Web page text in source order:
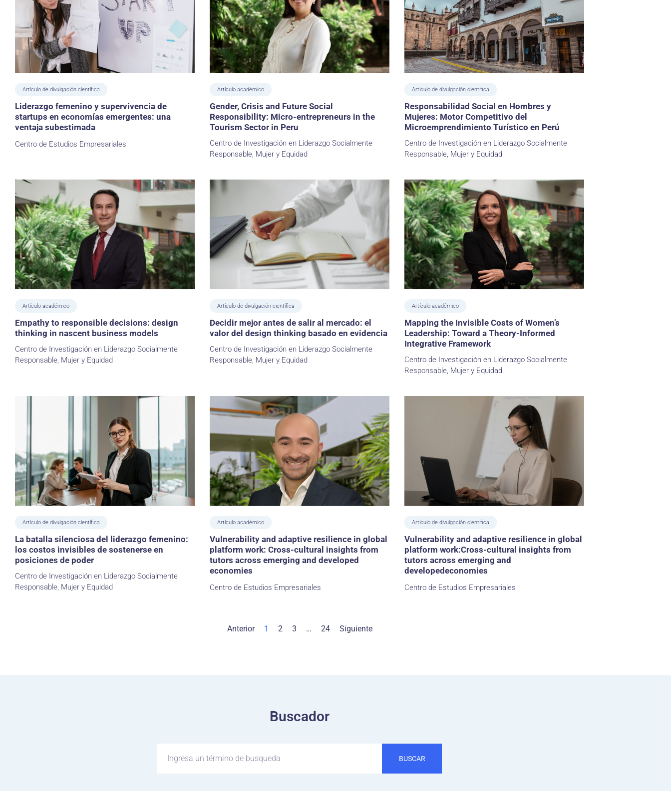
Artículo de divulgación científica
Liderazgo femenino y supervivencia de
startups en economías emergentes: una
ventaja subestimada
Centro de Estudios Empresariales
Artículo académico
Gender, Crisis and Future Social
Responsibility: Micro-entrepreneurs in the
Tourism Sector in Peru
Centro de Investigación en Liderazgo Socialmente
Responsable, Mujer y Equidad
Artículo de divulgación científica
Responsabilidad Social en Hombres y
Mujeres: Motor Competitivo del
Microemprendimiento Turístico en Perú
Centro de Investigación en Liderazgo Socialmente
Responsable, Mujer y Equidad
Artículo académico
Empathy to responsible decisions: design
thinking in nascent business models
Centro de Investigación en Liderazgo Socialmente
Responsable, Mujer y Equidad
Artículo de divulgación científica
Decidir mejor antes de salir al mercado: el
valor del design thinking basado en evidencia
Centro de Investigación en Liderazgo Socialmente
Responsable, Mujer y Equidad
Artículo académico
Mapping the Invisible Costs of Women’s
Leadership: Toward a Theory-Informed
Integrative Framework
Centro de Investigación en Liderazgo Socialmente
Responsable, Mujer y Equidad
Artículo de divulgación científica
La batalla silenciosa del liderazgo femenino:
los costos invisibles de sostenerse en
posiciones de poder
Centro de Investigación en Liderazgo Socialmente
Responsable, Mujer y Equidad
Artículo académico
Vulnerability and adaptive resilience in global
platform work: Cross-cultural insights from
tutors across emerging and developed
economies
Centro de Estudios Empresariales
Artículo de divulgación científica
Vulnerability and adaptive resilience in global
platform work:Cross-cultural insights from
tutors across emerging and
developedeconomies
Centro de Estudios Empresariales
Anterior 1 2 3 … 24 Siguiente
Buscador
BUSCAR